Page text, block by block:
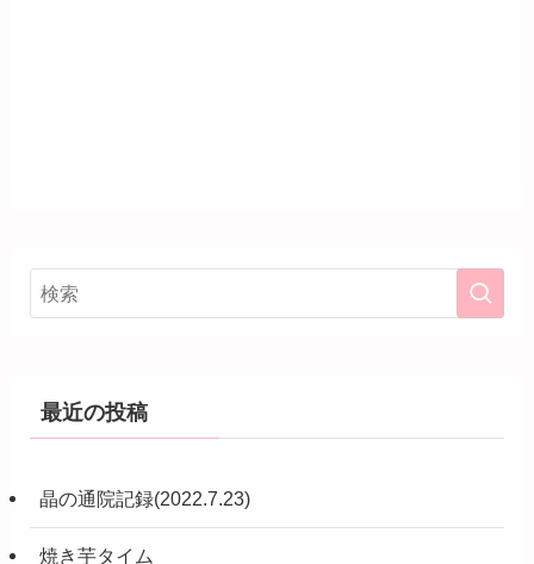
最近の投稿
晶の通院記録(2022.7.23)
焼き芋タイム